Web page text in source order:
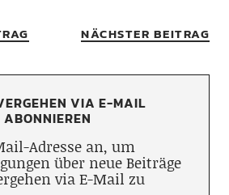
NÄCHSTER BEITRAG
VIA E-MAIL
ABONNIEREN
Adresse an, um
über neue Beiträge
via E-Mail zu